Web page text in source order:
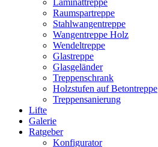
Laminattreppe
Raumspartreppe
Stahlwangentreppe
Wangentreppe Holz
Wendeltreppe
Glastreppe
Glasgeländer
Treppenschrank
Holzstufen auf Betontreppe
Treppensanierung
Lifte
Galerie
Ratgeber
Konfigurator